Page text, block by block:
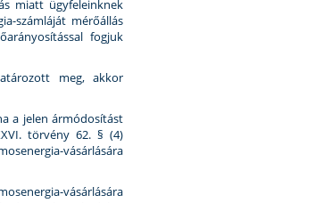
miatt ügyfeleinknek
számláját mérőállás
fogjuk
meg, akkor
a jelen ármódosítást
törvény 62. § (4)
vásárlására
vásárlására